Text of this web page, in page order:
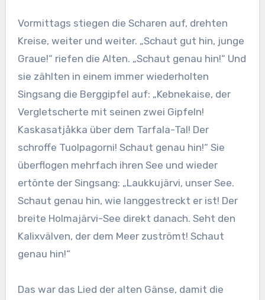
Vormittags stiegen die Scharen auf, drehten
Kreise, weiter und weiter. „Schaut gut hin, junge
Graue!“ riefen die Alten. „Schaut genau hin!“ Und
sie zählten in einem immer wiederholten
Singsang die Berggipfel auf: „Kebnekaise, der
Vergletscherte mit seinen zwei Gipfeln!
Kaskasatjåkka über dem Tarfala-Tal! Der
schroffe Tuolpagorni! Schaut genau hin!“ Sie
überflogen mehrfach ihren See und wieder
ertönte der Singsang: „Laukkujärvi, unser See.
Schaut genau hin, wie langgestreckt er ist! Der
breite Holmajärvi-See direkt danach. Seht den
Kalixvälven, der dem Meer zuströmt! Schaut
genau hin!“
Das war das Lied der alten Gänse, damit die